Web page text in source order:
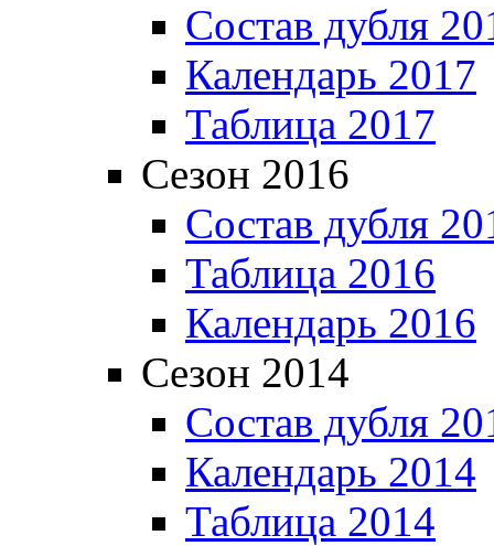
Состав дубля
Календарь 2017
Таблица 2017
Сезон 2016
Состав дубля
Таблица 2016
Календарь 2016
Сезон 2014
Состав дубля
Календарь 2014
Таблица 2014